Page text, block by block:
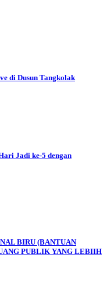
di Dusun Tangkolak
Jadi ke-5 dengan
BIRU (BANTUAN
PUBLIK YANG LEBIIH